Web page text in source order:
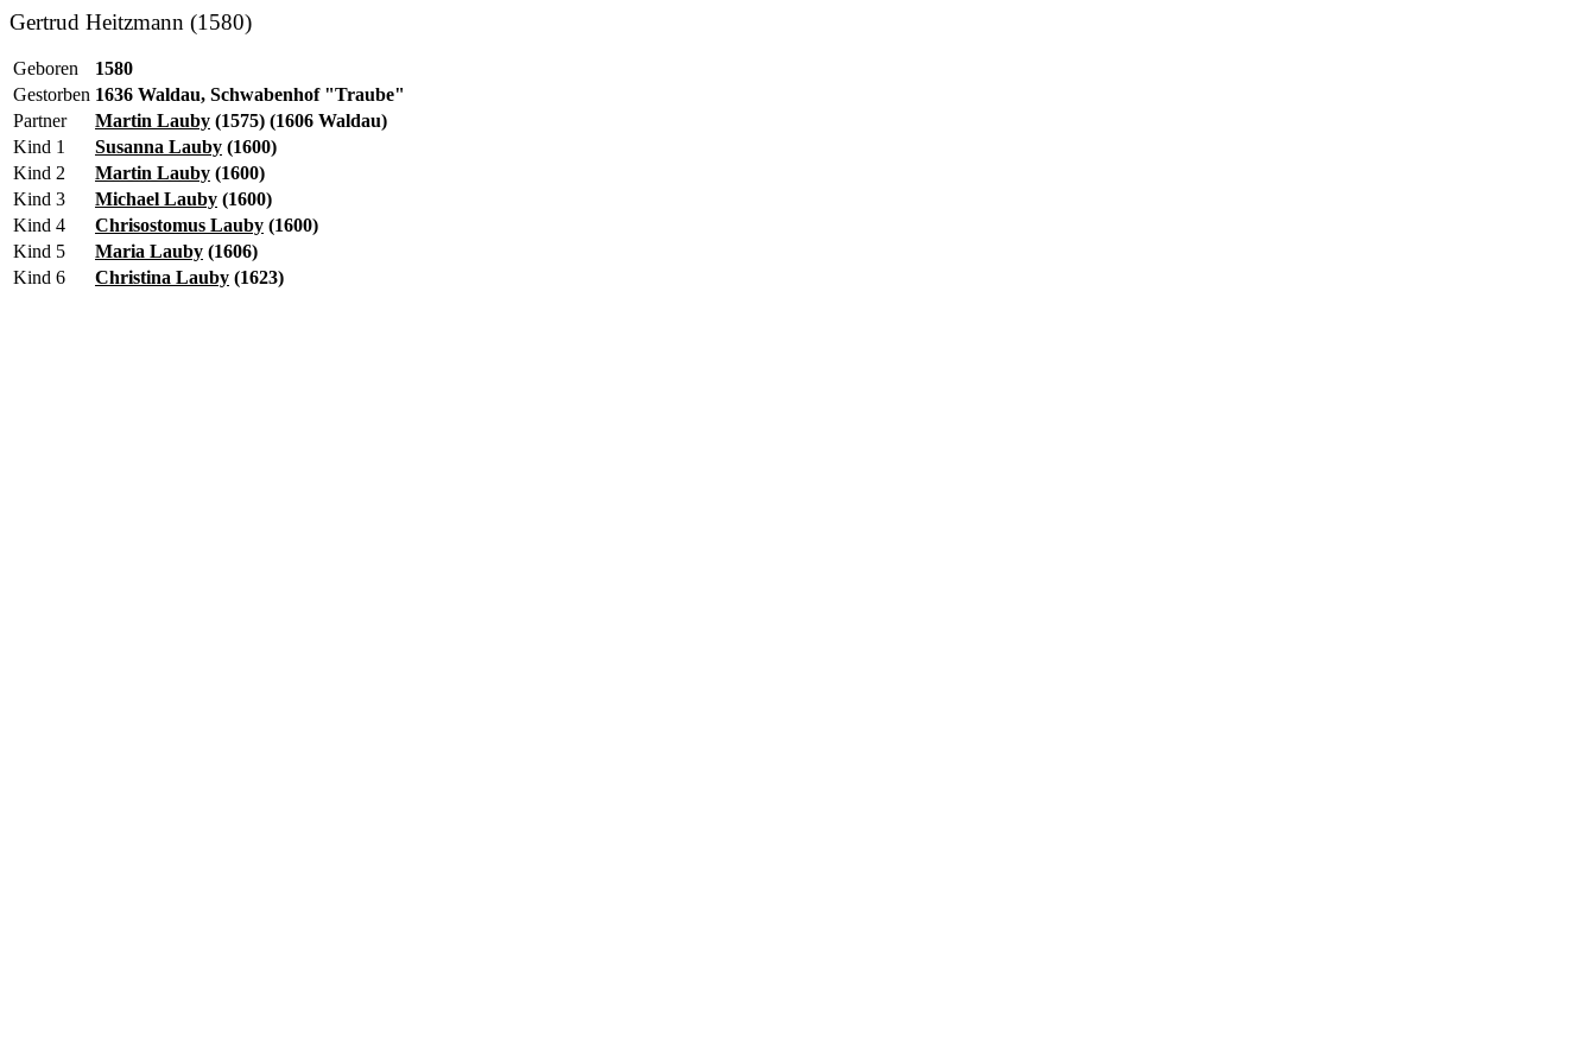
Gertrud Heitzmann (1580)
Geboren
1580
Gestorben 1636 Waldau, Schwabenhof "Traube"
Partner
Martin Lauby (1575) (1606 Waldau)
Kind 1
Susanna Lauby (1600)
Kind 2
Martin Lauby (1600)
Kind 3
Michael Lauby (1600)
Kind 4
Chrisostomus Lauby (1600)
Kind 5
Maria Lauby (1606)
Kind 6
Christina Lauby (1623)